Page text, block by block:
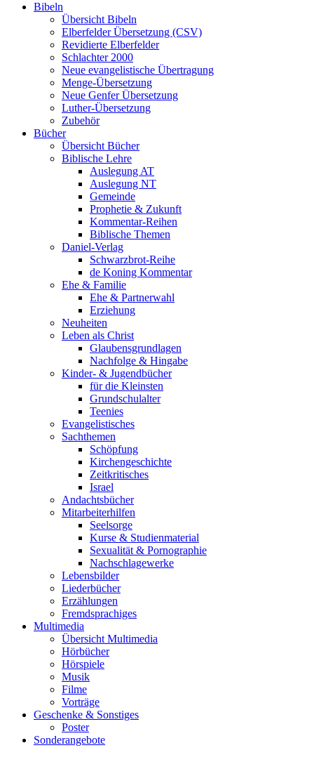
Bibeln
Übersicht Bibeln
Elberfelder Übersetzung (CSV)
Revidierte Elberfelder
Schlachter 2000
Neue evangelistische Übertragung
Menge-Übersetzung
Neue Genfer Übersetzung
Luther-Übersetzung
Zubehör
Bücher
Übersicht Bücher
Biblische Lehre
Auslegung AT
Auslegung NT
Gemeinde
Prophetie & Zukunft
Kommentar-Reihen
Biblische Themen
Daniel-Verlag
Schwarzbrot-Reihe
de Koning Kommentar
Ehe & Familie
Ehe & Partnerwahl
Erziehung
Neuheiten
Leben als Christ
Glaubensgrundlagen
Nachfolge & Hingabe
Kinder- & Jugendbücher
für die Kleinsten
Grundschulalter
Teenies
Evangelistisches
Sachthemen
Schöpfung
Kirchengeschichte
Zeitkritisches
Israel
Andachtsbücher
Mitarbeiterhilfen
Seelsorge
Kurse & Studienmaterial
Sexualität & Pornographie
Nachschlagewerke
Lebensbilder
Liederbücher
Erzählungen
Fremdsprachiges
Multimedia
Übersicht Multimedia
Hörbücher
Hörspiele
Musik
Filme
Vorträge
Geschenke & Sonstiges
Poster
Sonderangebote